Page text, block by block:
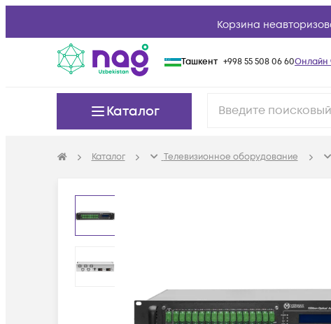
Корзина
Ташкент +998 55 508 06 60Онлайн
Каталог
Каталог Телевизионное оборудование